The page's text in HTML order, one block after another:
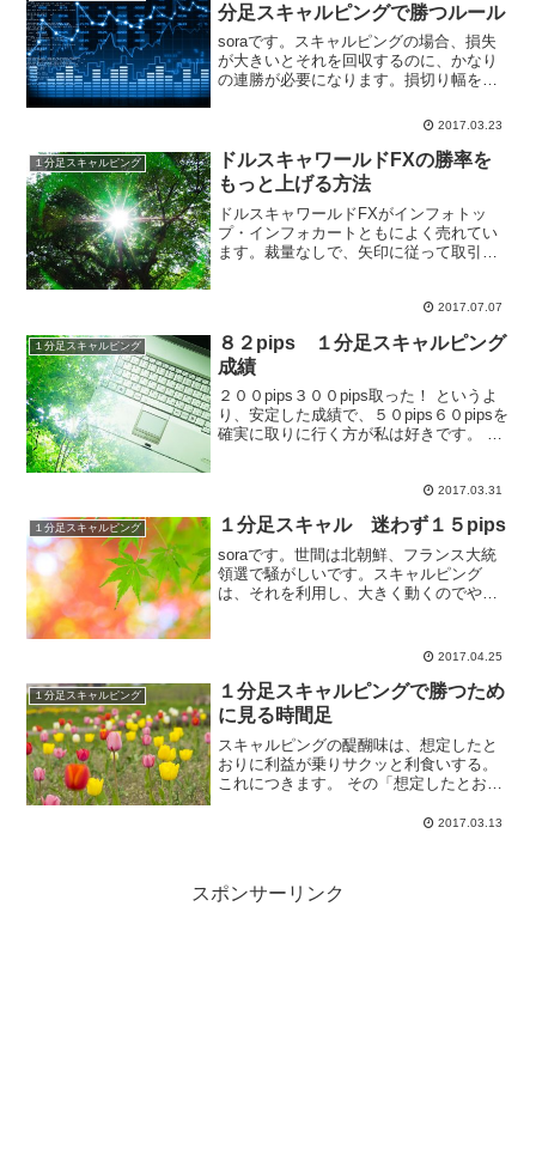
分足スキャルピングで勝つルール
soraです。スキャルピングの場合、損失
が大きいとそれを回収するのに、かなり
の連勝が必要になります。損切り幅を小
クです。 例えば、レンジ相場で運悪くエ
安値を抜けて損切り...
2017.03.23
１分足スキャルピング
ドルスキャワールドFXの勝率を
もっと上げる方法
ドルスキャワールドFXがインフォトッ
プ・インフォカートともによく売れてい
ます。裁量なしで、矢印に従って取引す
取引履歴も販社ブログにて公開していま
2017.07.07
１分足スキャルピング
８２pips １分足スキャルピング
成績
２００pips３００pips取った！ というよ
り、安定した成績で、５０pips６０pipsを
確実に取りに行く方が私は好きです。 安
2017.03.31
１分足スキャルピング １分足スキャル 迷わず１５pips
soraです。世間は北朝鮮、フランス大統
領選で騒がしいです。スキャルピング
は、それを利用し、大きく動くのでやり
しません。これは明確にルール化してい
2017.04.25
１分足スキャルピング
１分足スキャルピングで勝つため
に見る時間足
スキャルピングの醍醐味は、想定したと
おりに利益が乗りサクッと利食いする。
これにつきます。 その「想定したとお
た『想定』をしなければいけません2017.03.13
スポンサーリンク